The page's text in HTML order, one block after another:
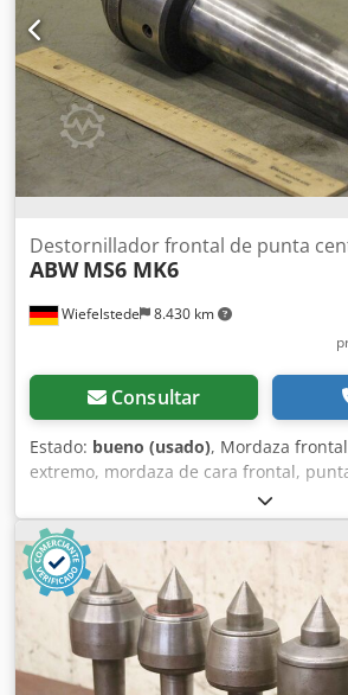
Wiefelstede 8.430 km
Destornillador frontal de punta
ABW MS6 MK6
Consultar
Estado: bueno (usado), Mordaza
extremo, mordaza de cara frontal,
mordaza frontal, mordaza de extremo -
mordaza frontal -Tipo: MS6 -Montaje:
fotos -Dimensiones totales: Ø 108 x
Uabekkjrf -Peso: 7,9 kg